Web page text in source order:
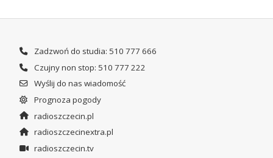
Zadzwoń do studia: 510 777 666
Czujny non stop: 510 777 222
Wyślij do nas wiadomość
Prognoza pogody
radioszczecin.pl
radioszczecinextra.pl
radioszczecin.tv